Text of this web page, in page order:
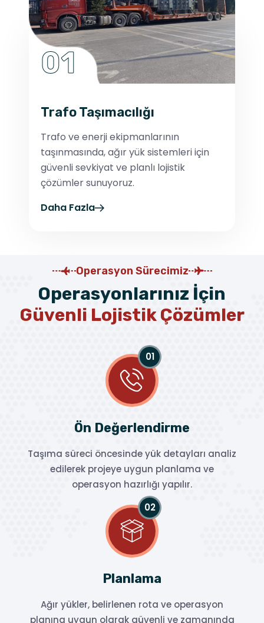
01
Trafo Taşımacılığı
Trafo ve enerji ekipmanlarının
taşınmasında, ağır yük sistemleri için
güvenli sevkiyat ve planlı lojistik
çözümler sunuyoruz.
Daha Fazla
Operasyon Sürecimiz
Operasyonlarınız İçin
Güvenli Lojistik Çözümler
Ön Değerlendirme
Taşıma süreci öncesinde yük detayları analiz
edilerek projeye uygun planlama ve
operasyon hazırlığı yapılır.
Planlama
Ağır yükler, belirlenen rota ve operasyon
planına uygun olarak güvenli ve zamanında